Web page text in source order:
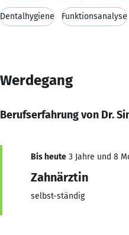
Dentalhygiene Funktionsanalyse
Werdegang
Berufserfahrung von Dr.
Bis heute 3 Jahre und 8
Zahnärztin
selbst-ständig